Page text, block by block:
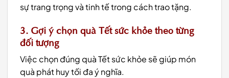
sự trang trọng và tinh tế trong cách trao tặng.
3. Gợi ý chọn quà Tết sức khỏe theo từng
đối tượng
Việc chọn đúng quà Tết sức khỏe sẽ giúp món
quà phát huy tối đa ý nghĩa.